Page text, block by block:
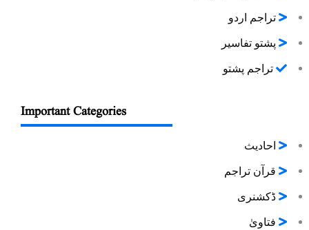
تراجم اردو
پشتو تفاسیر
تراجم پشتو
Important Categories
احادیث
قرآن تراجم
ڈکشنری
فتاویٰ